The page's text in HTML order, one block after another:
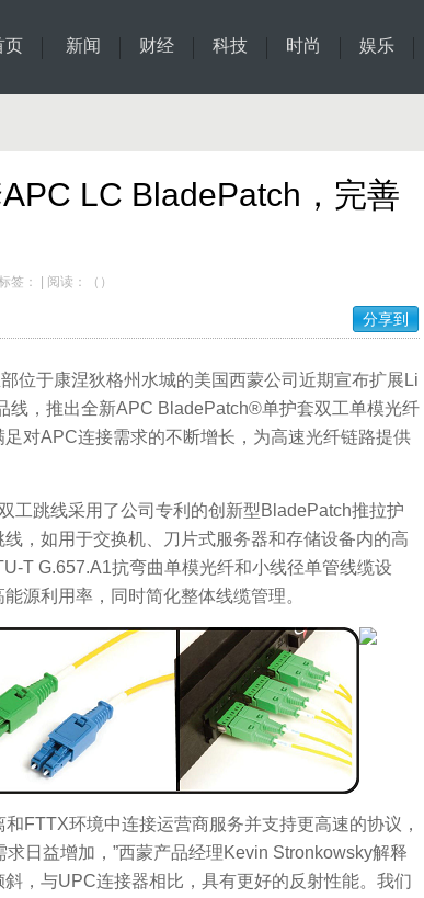
页 新闻 财经 科技 时尚 娱乐
LC BladePatch，完善
签： 阅读： （ ）
分享到
于康涅狄格州水城的美国西蒙公司近期宣布扩展Li
，推出全新APC BladePatch®单护套双工单模光纤
对APC连接需求的不断增长，为高速光纤链路提供
跳线采用了公司专利的创新型BladePatch推拉护
，如用于交换机、刀片式服务器和存储设备内的高
T G.657.A1抗弯曲单模光纤和小线径单管线缆设
源利用率，同时简化整体线缆管理。
FTTX环境中连接运营商服务并支持更高速的协议，
日益增加，”西蒙产品经理Kevin Stronkowsky解释
，与UPC连接器相比，具有更好的反射性能。我们